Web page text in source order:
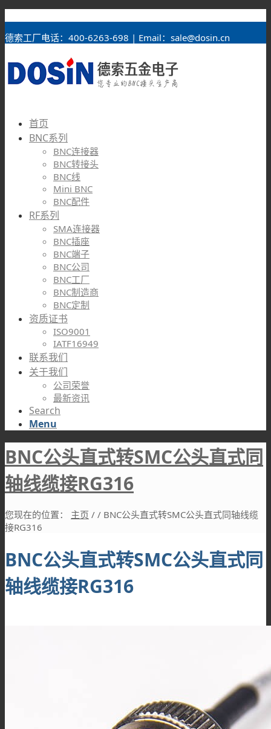
德索工厂电话：400-6263-698 | Email：sale@dosin.cn
首页
BNC系列
BNC连接器
BNC转接头
BNC线
Mini BNC
BNC配件
RF系列
SMA连接器
BNC插座
BNC端子
BNC公司
BNC工厂
BNC制造商
BNC定制
资质证书
ISO9001
IATF16949
联系我们
关于我们
公司荣誉
最新资讯
Search
Menu
BNC公头直式转SMC公头直式同
轴线缆接RG316
您现在的位置： 主页 / / BNC公头直式转SMC公头直式同轴线缆
接RG316
BNC公头直式转SMC公头直式同
轴线缆接RG316